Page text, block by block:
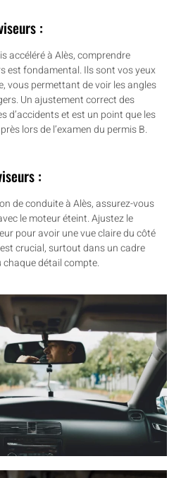
:
accéléré à Alès, comprendre
est fondamental. Ils sont vos yeux
vous permettant de voir les angles
Un ajustement correct des
d’accidents et est un point que les
lors de l’examen du permis B.
:
de conduite à Alès, assurez-vous
le moteur éteint. Ajustez le
pour avoir une vue claire du côté
crucial, surtout dans un cadre
chaque détail compte.